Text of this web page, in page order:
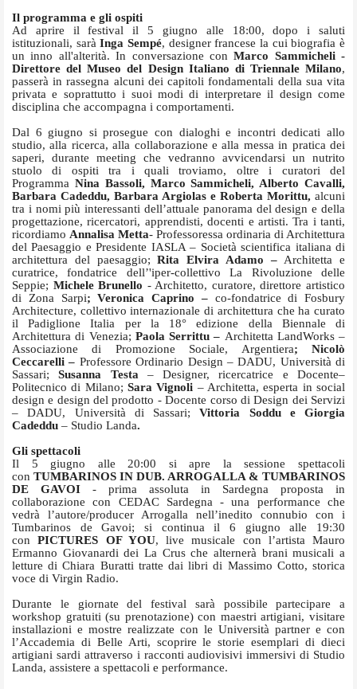
Il programma e gli ospiti
Ad aprire il festival il 5 giugno alle 18:00, dopo i saluti
istituzionali, saràInga Sempé, designer francese la cui biografia è
un inno all'alterità. In conversazione conMarco Sammicheli -
Direttore del Museo del Design Italiano di Triennale Milano,
passerà in rassegna alcuni dei capitoli fondamentali della sua vita
privata e soprattutto i suoi modi di interpretare il design come
disciplina che accompagna i comportamenti.
Dal 6 giugno si prosegue con dialoghi e incontri dedicati allo
studio, alla ricerca, alla collaborazione e alla messa in pratica dei
saperi, durante meeting che vedranno avvicendarsi un nutrito
stuolo di ospiti tra i quali troviamo, oltre i curatori del
Programma Nina Bassoli, Marco Sammicheli, Alberto Cavalli,
Barbara Cadeddu, Barbara Argiolas e Roberta Morittu, alcuni
tra i nomi più interessanti dell’attuale panorama del design e della
progettazione, ricercatori, apprendisti, docenti e artisti. Tra i tanti,
ricordiamo Annalisa Metta- Professoressa ordinaria di Architettura
del Paesaggio e Presidente IASLA – Società scientifica italiana di
architettura del paesaggio; Rita Elvira Adamo –Architetta e
curatrice, fondatrice dell’'iper-collettivo La Rivoluzione delle
Seppie; Michele Brunello - Architetto, curatore, direttore artistico
di Zona Sarpi; Veronica Caprino – co-fondatrice di Fosbury
Architecture, collettivo internazionale di architettura che ha curato
il Padiglione Italia per la 18° edizione della Biennale di
Architettura di Venezia; Paola Serrittu – Architetta LandWorks –
Associazione di Promozione Sociale, Argentiera; Nicolò
Ceccarelli – Professore Ordinario Design – DADU, Università di
Sassari; Susanna Testa – Designer, ricercatrice e Docente–
Politecnico di Milano; Sara Vignoli – Architetta, esperta in social
design e design del prodotto - Docente corso di Design dei Servizi
– DADU, Università di Sassari; Vittoria Soddu e Giorgia
Cadeddu – Studio Landa.
Gli spettacoli
Il 5 giugno alle 20:00 si apre la sessione spettacoli
con TUMBARINOS IN DUB. ARROGALLA & TUMBARINOS
DE GAVOI - prima assoluta in Sardegna proposta in
collaborazione con CEDAC Sardegna - una performance che
vedrà l’autore/producer Arrogalla nell’inedito connubio con i
Tumbarinos de Gavoi; si continua il 6 giugnoalle 19:30
conPICTURES OF YOU, live musicale con l’artista Mauro
Ermanno Giovanardi dei La Crus che alternerà brani musicali a
letture di Chiara Buratti tratte dai libri di Massimo Cotto, storica
voce di Virgin Radio.
Durante le giornate del festival sarà possibile partecipare a
workshop gratuiti (su prenotazione) con maestri artigiani, visitare
installazioni e mostre realizzate con le Università partner e con
l’Accademia di Belle Arti, scoprire le storie esemplari di dieci
artigiani sardi attraverso i racconti audiovisivi immersivi di Studio
Landa, assistere a spettacoli e performance.